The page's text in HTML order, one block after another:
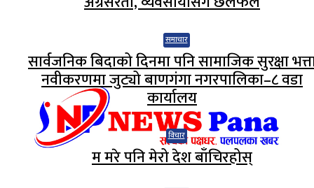
समाचार
सार्वजनिक बिदाको दिनमा पनि सामाजिक सुरक्षा
नवीकरणमा जुट्यो बाणगंगा नगरपालिका–८ वडा
कार्यालय
विचार
म मरे पनि मेरो देश बाँचिरहोस्